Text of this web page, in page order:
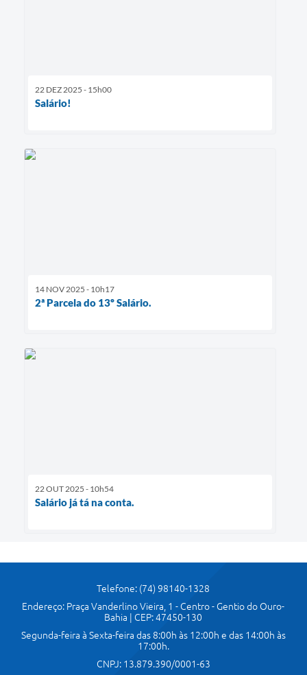
22 DEZ 2025 - 15h00
Salário!
14 NOV 2025 - 10h17
2ª Parcela do 13º Salário.
22 OUT 2025 - 10h54
Salário já tá na conta.
Telefone: (74) 98140-1328
Endereço: Praça Vanderlino Vieira, 1 - Centro - Gentio do Ouro-
Bahia | CEP: 47450-130
Segunda-feira à Sexta-feira das 8:00h às 12:00h e das 14:00h às
17:00h.
CNPJ: 13.879.390/0001-63